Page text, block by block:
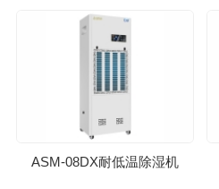
ASM-08DX耐低温除湿机